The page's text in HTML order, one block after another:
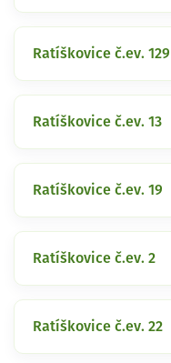
Ratíškovice č.ev. 129
Ratíškovice č.ev. 13
Ratíškovice č.ev. 19
Ratíškovice č.ev. 2
Ratíškovice č.ev. 22